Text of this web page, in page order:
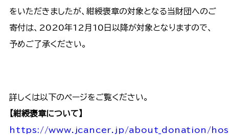
をいただきましたが、紺綬褒章の対象となる当財団へのご
寄付は、2020年12月10日以降が対象となりますので、
予めご了承ください。
詳しくは以下のページをご覧ください。
【紺綬褒章について】
https://www.jcancer.jp/about_donation/